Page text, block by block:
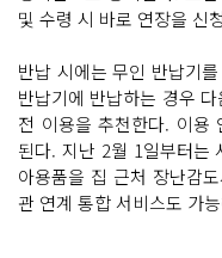
및 수령 시 바로 연장을 신
반납 시에는 무인 반납기
반납기에 반납하는 경우
전 이용을 추천한다. 이
된다. 지난 2월 1일부터는
아용품을 집 근처 장난감
관 연계 통합 서비스도 가